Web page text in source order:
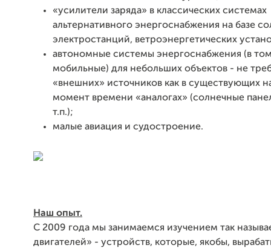
«усилители заряда» в классических системах
альтернативного энергоснабжения на базе
электростанций, ветроэнергетических
автономные системы энергоснабжения (в
мобильные) для небольших объектов - не
«внешних» источников как в существующих
момент времени «аналогах» (солнечные
т.п.);
малые авиация и судостроение.
Наш опыт.
С 2009 года мы занимаемся изучением так
двигателей» - устройств, которые, якобы,